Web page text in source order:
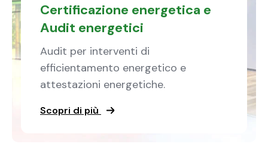
Certificazione energetica e
Audit energetici
Audit per interventi di
efficientamento energetico e
attestazioni energetiche.
Scopri di più